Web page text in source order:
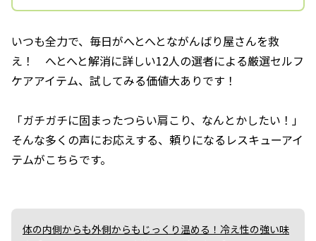
いつも全力で、毎日がへとへとながんばり屋さんを救
え！ へとへと解消に詳しい12人の選者による厳選セルフ
ケアアイテム、試してみる価値大ありです！
「ガチガチに固まったつらい肩こり、なんとかしたい！」
そんな多くの声にお応えする、頼りになるレスキューアイ
テムがこちらです。
体の内側からも外側からもじっくり温める！冷え性の強い味